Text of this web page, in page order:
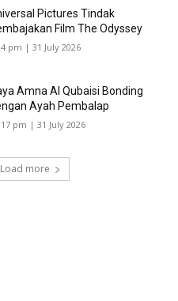
Pictures Tindak
Film The Odyssey
pm | 31 July 2026
Amna Al Qubaisi Bonding
Ayah Pembalap
pm | 31 July 2026
Load more